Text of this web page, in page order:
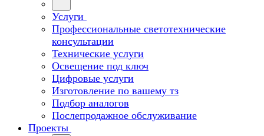
Услуги
Профессиональные светотехнические
консультации
Технические услуги
Освещение под ключ
Цифровые услуги
Изготовление по вашему тз
Подбор аналогов
Послепродажное обслуживание
Проекты